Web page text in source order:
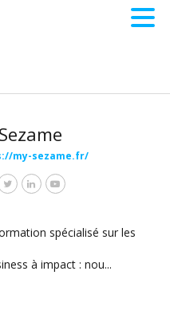
my-sezame.fr/
spécialisé sur les
à impact : nou...